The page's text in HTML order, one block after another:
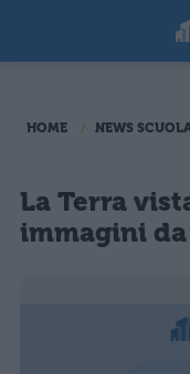
HOME NEWS
La Terra
immagini